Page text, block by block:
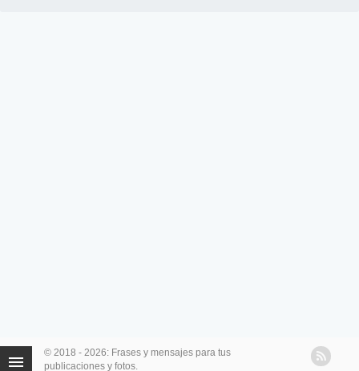
© 2018 - 2026: Frases y mensajes para tus
publicaciones y fotos.